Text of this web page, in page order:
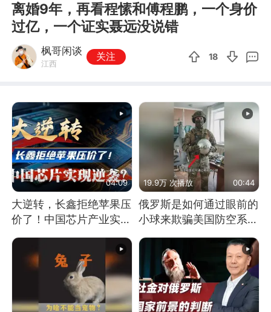
离婚9年，再看程愫和傅程鹏，一个身价
过亿，一个证实聂远没说错
枫哥闲谈
江西
关注 18
04:09
大逆转，长鑫拒绝苹果压
价了！中国芯片产业实现
怎样的逆袭？
19.9万 次播放 00:44
俄罗斯是如何通过眼前的
小球来欺骗美国防空系统
的